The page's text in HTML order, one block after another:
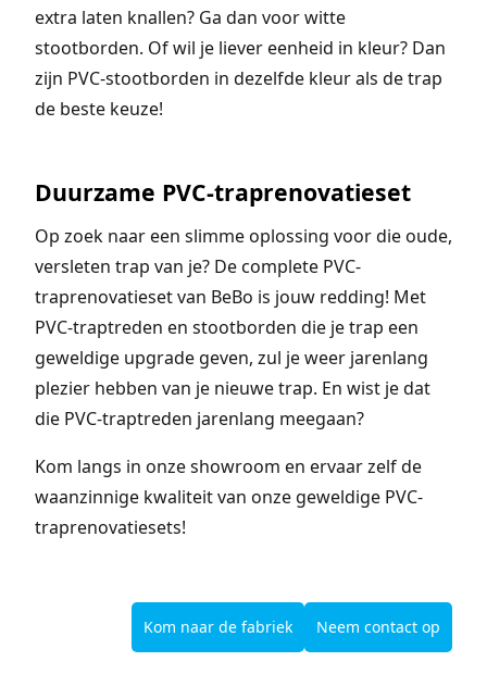
extra laten knallen? Ga dan voor witte
stootborden. Of wil je liever eenheid in kleur? Dan
zijn PVC-stootborden in dezelfde kleur als de trap
de beste keuze!
Duurzame PVC-traprenovatieset
Op zoek naar een slimme oplossing voor die oude,
versleten trap van je? De complete PVC-
traprenovatieset van BeBo is jouw redding! Met
PVC-traptreden en stootborden die je trap een
geweldige upgrade geven, zul je weer jarenlang
plezier hebben van je nieuwe trap. En wist je dat
die PVC-traptreden jarenlang meegaan?
Kom langs in onze showroom en ervaar zelf de
waanzinnige kwaliteit van onze geweldige PVC-
traprenovatiesets!
Kom naar de fabriek Neem contact op